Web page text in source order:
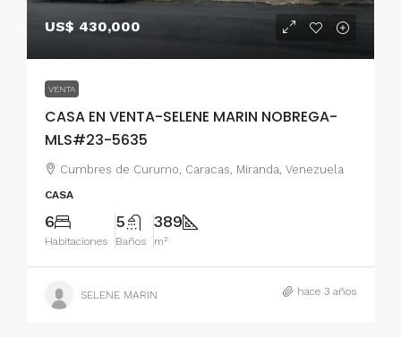
US$ 430,000
VENTA
CASA EN VENTA-SELENE MARIN NOBREGA-
MLS#23-5635
Cumbres de Curumo, Caracas, Miranda, Venezuela
CASA
6
Habitaciones
5
Baños
389
m²
SELENE MARIN hace 3 años